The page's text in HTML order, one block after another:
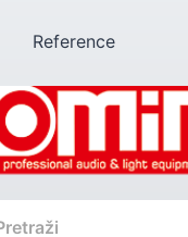
Reference